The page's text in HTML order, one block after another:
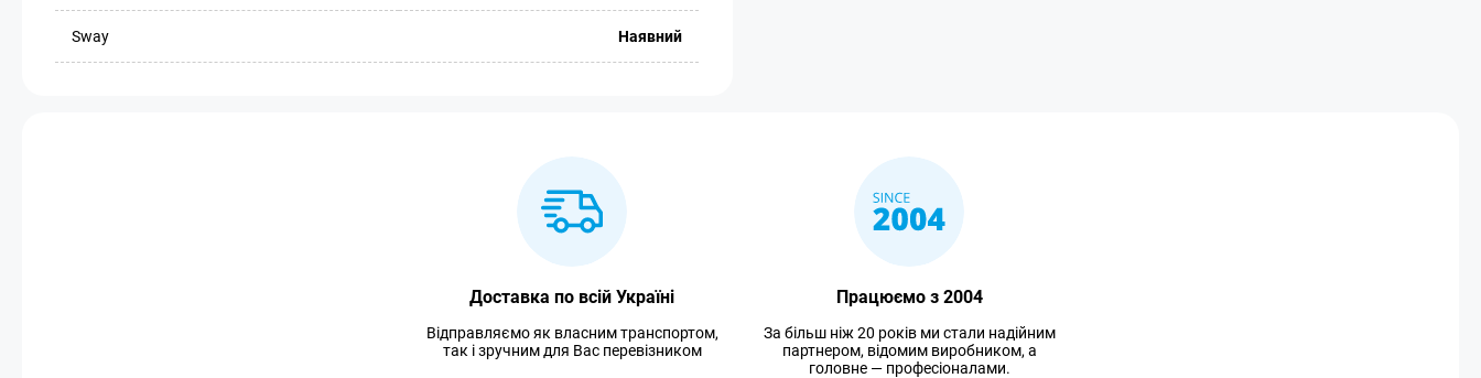
Sway Наявний
Доставка по всій Україні
Відправляємо як власним транспортом,
так і зручним для Вас перевізником
Працюємо з 2004
За більш ніж 20 років ми стали надійним
партнером, відомим виробником, а
головне — професіоналами.